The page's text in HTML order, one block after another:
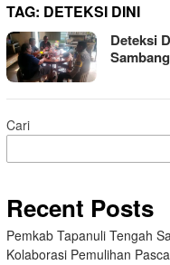
TAG: DETEKSI DINI
Deteksi
Cari
Recent Posts
Pemkab Tapanuli Tengah
Kolaborasi Pemulihan